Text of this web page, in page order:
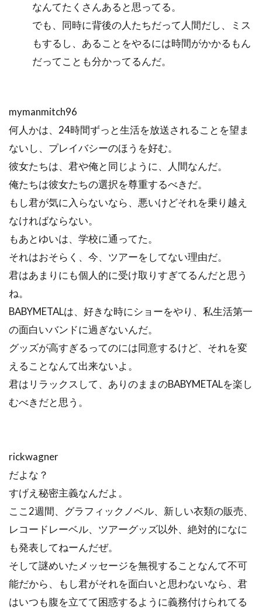
なんてたくさんあると思ってる。
でも、同時に背後の人たちだって人間だし、ミス
もするし、あることをやるには時間がかかるもん
だってことも分かってるんだ。
mymanmitch96
何人かは、24時間ずっと生活を放送されることを望ま
ないし、プレイバシーのほうを好む。
彼女たちは、君や俺と同じように、人間なんだ。
俺たちは彼女たちの選択を尊重するべきだ。
もし君が気に入らないなら、悪いけどそれを乗り越え
なければならない。
もあとゆいは、学校に通ってた。
それはおそらく、今、ツアーをしてない理由だ。
君はあまりにも個人的に受け取りすぎてるんだと思う
ね。
BABYMETALは、好きな時にショーをやり、私生活第一
の面白いバンドに過ぎないんだ。
グッズが高すぎるってのには同意するけど、それを変
えることなんて出来ないよ。
君はリラックスして、ありのままのBABYMETALを楽し
むべきだと思う。
rickwagner
だよな？
すげえ秘密主義なんだよ。
ここ2週間、グラフィックノベル、新しい衣類の販売、
レコードレーベル、ツアーグッズ以外、絶対的になに
も発表してねーんだぜ。
そして謎めいたメッセージを無視することなんて不可
能だから、もし君がそれを面白いと思わないなら、君
はいつも腹を立てて困惑するように義務付けられてる